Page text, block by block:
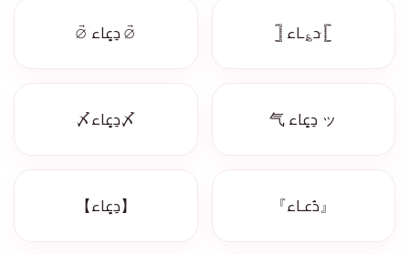
𓊈 ּد؏ـاء 𓊉 ⦳ دِعٍاء ⦳
ッ دِعٍاء 气 〆دِعٍاء〆
『دُعـاء』 【دِعٍاء】